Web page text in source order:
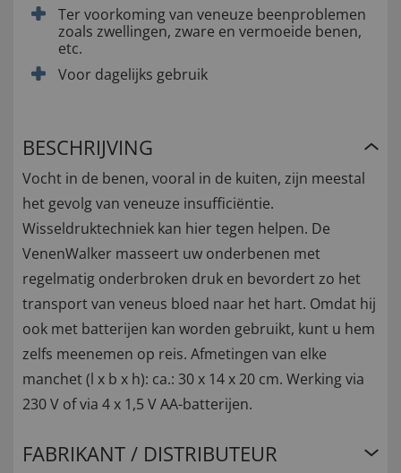
Ter voorkoming van veneuze beenproblemen
zoals zwellingen, zware en vermoeide benen,
etc.
Voor dagelijks gebruik
BESCHRIJVING
Vocht in de benen, vooral in de kuiten, zijn meestal
het gevolg van veneuze insufficiëntie.
Wisseldruktechniek kan hier tegen helpen. De
VenenWalker masseert uw onderbenen met
regelmatig onderbroken druk en bevordert zo het
transport van veneus bloed naar het hart. Omdat hij
ook met batterijen kan worden gebruikt, kunt u hem
zelfs meenemen op reis. Afmetingen van elke
manchet (l x b x h): ca.: 30 x 14 x 20 cm. Werking via
230 V of via 4 x 1,5 V AA-batterijen.
FABRIKANT / DISTRIBUTEUR